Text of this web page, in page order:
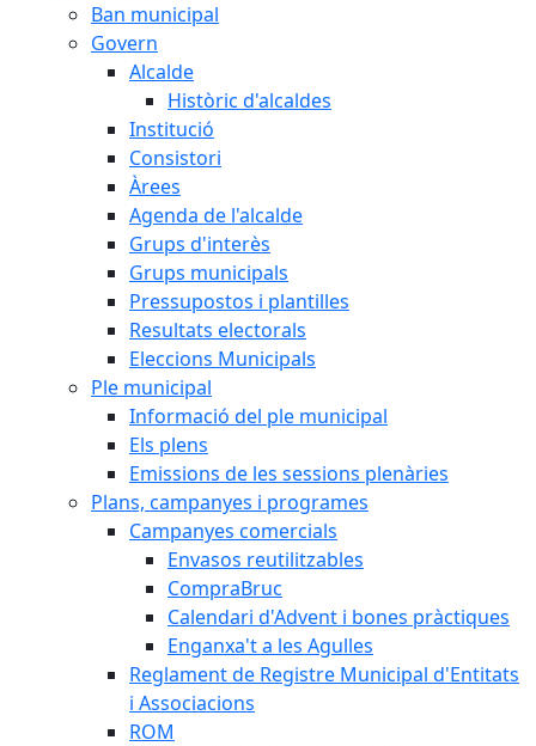
Ban municipal
Govern
Alcalde
Històric d'alcaldes
Institució
Consistori
Àrees
Agenda de l'alcalde
Grups d'interès
Grups municipals
Pressupostos i plantilles
Resultats electorals
Eleccions Municipals
Ple municipal
Informació del ple municipal
Els plens
Emissions de les sessions plenàries
Plans, campanyes i programes
Campanyes comercials
Envasos reutilitzables
CompraBruc
Calendari d'Advent i bones pràctiques
Enganxa't a les Agulles
Reglament de Registre Municipal d'Entitats
i Associacions
ROM